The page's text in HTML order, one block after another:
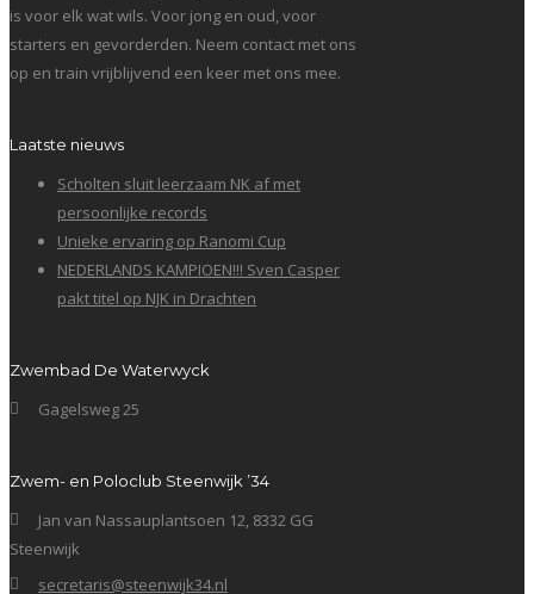
is voor elk wat wils. Voor jong en oud, voor
starters en gevorderden. Neem contact met ons
op en train vrijblijvend een keer met ons mee.
Laatste nieuws
Scholten sluit leerzaam NK af met
persoonlijke records
Unieke ervaring op Ranomi Cup
NEDERLANDS KAMPIOEN!!! Sven Casper
pakt titel op NJK in Drachten
Zwembad De Waterwyck
Gagelsweg 25
Zwem- en Poloclub Steenwijk ’34
Jan van Nassauplantsoen 12, 8332 GG
Steenwijk
secretaris@steenwijk34.nl